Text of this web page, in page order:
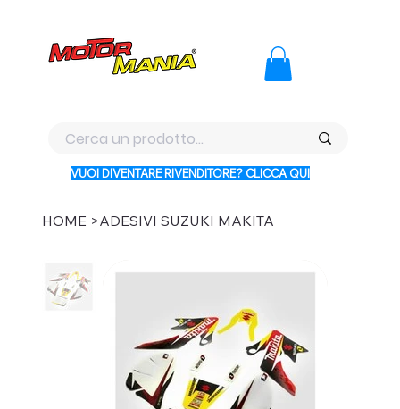
VUOI DIVENTARE RIVENDITORE? CLICCA QUI
HOME >ADESIVI SUZUKI MAKITA